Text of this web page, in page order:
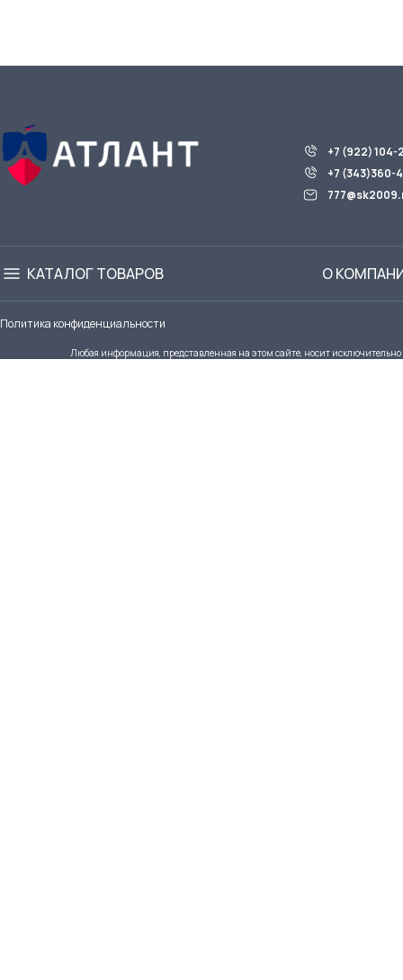
+7 (922)
+7 (343)360-
КАТАЛОГ ТОВАРОВ О
Политика конфиденциальности
Любая информация, представленная на этом сайте, носит исключительно